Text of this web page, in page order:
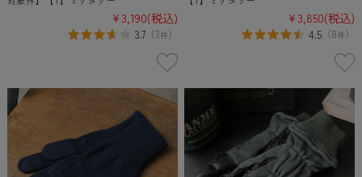
¥3,190(税込)
3.7（3件）
¥3,850(税込)
4.5 （8件）